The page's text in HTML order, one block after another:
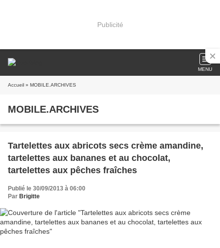
Publicité
MENU
Accueil » MOBILE.ARCHIVES
MOBILE.ARCHIVES
Tartelettes aux abricots secs crème amandine,
tartelettes aux bananes et au chocolat,
tartelettes aux pêches fraîches
Publié le 30/09/2013 à 06:00
Par Brigitte